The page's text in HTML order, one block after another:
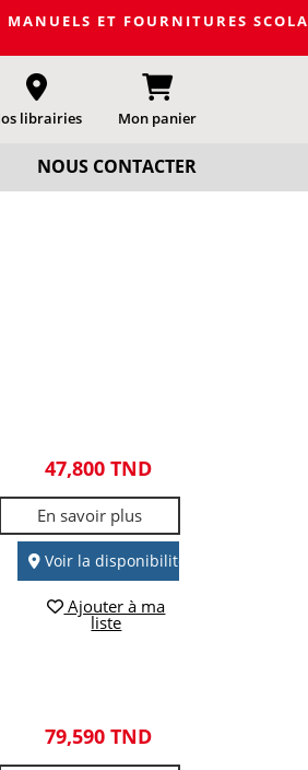
ET FOURNITURES
librairies Mon panier
NOUS CONTACTER
47,800 TND
En savoir plus
Voir la disponibilité
Ajouter à ma
liste
79,590 TND